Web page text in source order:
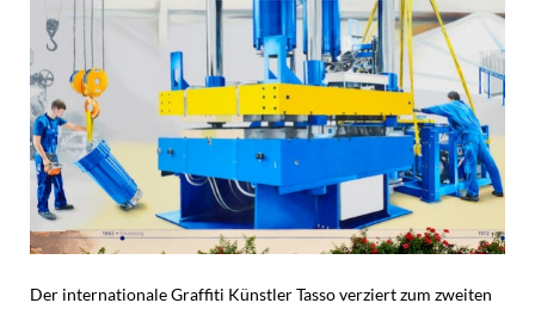
Der internationale Graffiti Künstler Tasso verziert zum zweiten